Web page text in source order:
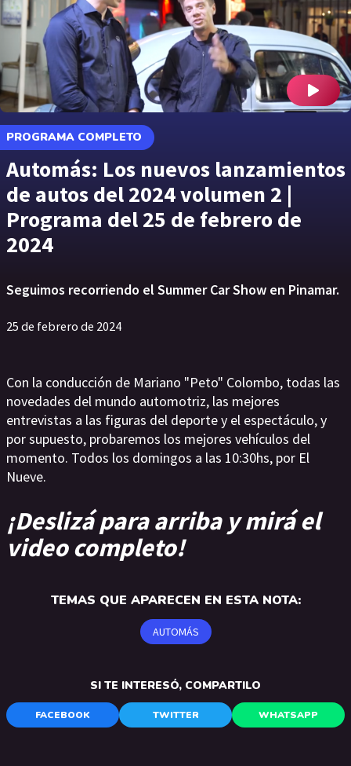
PROGRAMA COMPLETO
Automás: Los nuevos lanzamientos
de autos del 2024 volumen 2 |
Programa del 25 de febrero de
2024
Seguimos recorriendo el Summer Car Show en Pinamar.
25 de febrero de 2024
Con la conducción de Mariano "Peto" Colombo, todas las
novedades del mundo automotriz, las mejores
entrevistas a las figuras del deporte y el espectáculo, y
por supuesto, probaremos los mejores vehículos del
momento. Todos los domingos a las 10:30hs, por El
Nueve.
¡Deslizá para arriba y mirá el
video completo!
TEMAS QUE APARECEN EN ESTA NOTA:
AUTOMÁS
SI TE INTERESÓ, COMPARTILO
FACEBOOK TWITTER WHATSAPP